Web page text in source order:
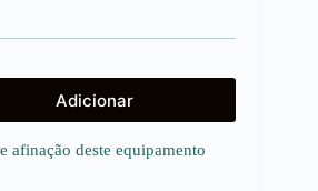
Adicionar
afinação deste equipamento